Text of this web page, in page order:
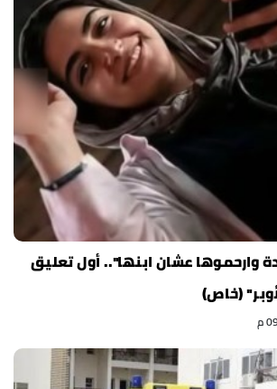
وارحموها عشان ابنها".. أول تعليق
(خاص)